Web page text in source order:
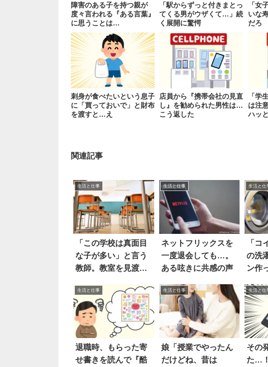
障害のある子を持つ親が
度々言われる『ある言葉』
に思うことは…
「駅からずっと付きまとっ
てくる男がウザくて…」続
く展開に驚愕
「女
いな
だろ
刺身が食べたいという息子
に「買っておいで」と財布
を渡すと…え
店員から『携帯会社の見直
し』を勧められた男性は…
こう返した
「学
は注
ハッ
関連記事
生活と仕事
「この学校は真面目
な子が多い」と言う
教師。教室を見渡す
生活と仕事
ネットフリックスを
一度退会しても…。
ある呟きに共感の声
生活と仕
「コ
の洗
ン作
生活と仕事
退職時、もらった寄
せ書きを読んで『酷
生活と仕事
娘「授業でやったん
だけどね、昔は
生活と仕
その
た…